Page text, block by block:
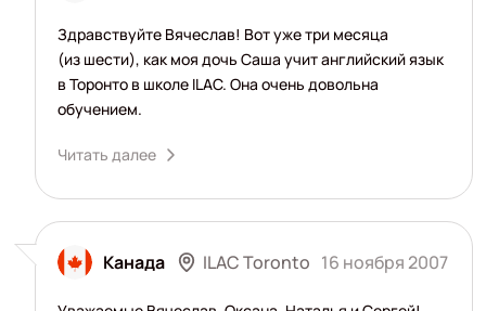
Здравствуйте Вячеслав! Вот уже три месяца
(из шести), как моя дочь Саша учит английский язык
в Торонто в школе ILAC. Она очень довольна
обучением.
Читать далее
Канада ILAC Toronto 16 ноября 2007